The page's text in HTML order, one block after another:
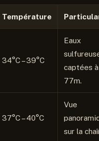
Température
34°C – 39°C
Eaux
captées à
77m.
37°C – 40°C
Vue
sur la